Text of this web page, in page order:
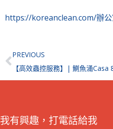
https://koreanclean.com/辦
Prev
PREVIOUS
【高效蟲控服務】| 鰂魚涌Casa
我有興趣，打電話給我